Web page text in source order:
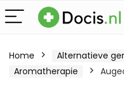
Home
Alternatieve
Aromatherapie